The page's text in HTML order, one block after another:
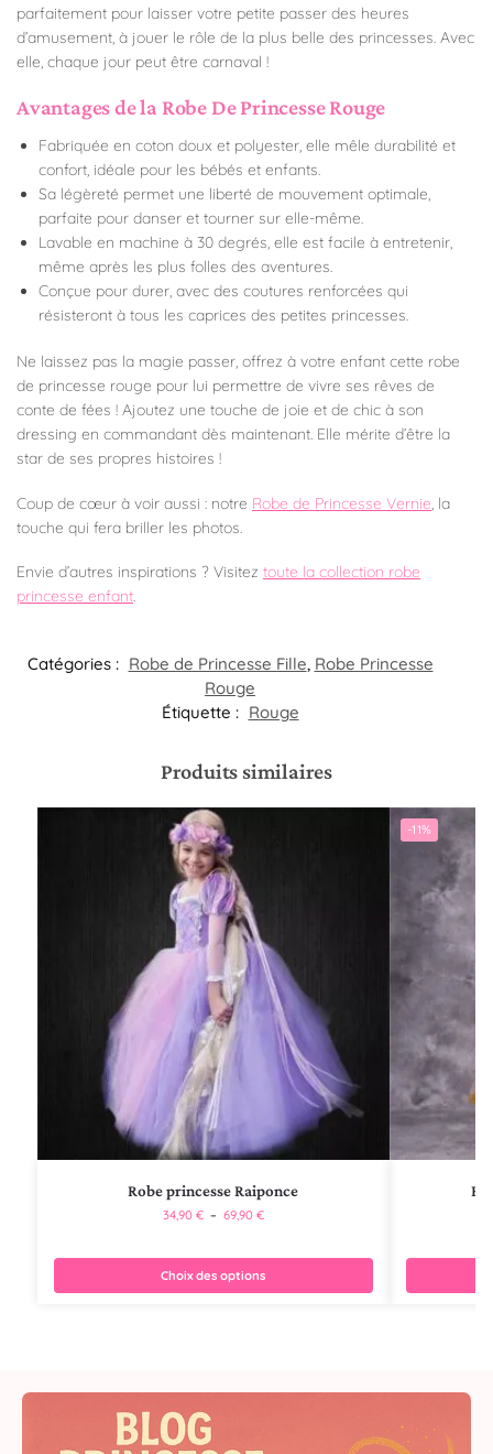
parfaitement pour laisser votre petite passer des heures
d’amusement, à jouer le rôle de la plus belle des princesses. Avec
elle, chaque jour peut être carnaval !
Avantages de la Robe De Princesse Rouge
Fabriquée en coton doux et polyester, elle mêle durabilité et
confort, idéale pour les bébés et enfants.
Sa légèreté permet une liberté de mouvement optimale,
parfaite pour danser et tourner sur elle-même.
Lavable en machine à 30 degrés, elle est facile à entretenir,
même après les plus folles des aventures.
Conçue pour durer, avec des coutures renforcées qui
résisteront à tous les caprices des petites princesses.
Ne laissez pas la magie passer, offrez à votre enfant cette robe
de princesse rouge pour lui permettre de vivre ses rêves de
conte de fées ! Ajoutez une touche de joie et de chic à son
dressing en commandant dès maintenant. Elle mérite d’être la
star de ses propres histoires !
Coup de cœur à voir aussi : notre Robe de Princesse Vernie , la
touche qui fera briller les photos.
Envie d’autres inspirations ? Visitez toute la collection robe
princesse enfant.
Catégories : Robe de Princesse Fille, Robe Princesse
Rouge
Étiquette : Rouge
Produits similaires
Robe princesse Raiponce
34,90 € – 69,90 €
Choix des options
-11%